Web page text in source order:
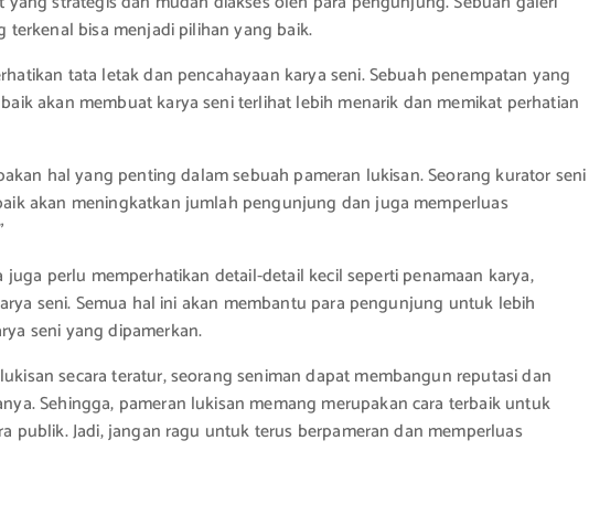
terkenal bisa menjadi pilihan yang baik.
tata letak dan pencahayaan karya seni. Sebuah penempatan yang
akan membuat karya seni terlihat lebih menarik dan memikat perhatian
hal yang penting dalam sebuah pameran lukisan. Seorang kurator seni
akan meningkatkan jumlah pengunjung dan juga memperluas
juga perlu memperhatikan detail-detail kecil seperti penamaan karya,
seni. Semua hal ini akan membantu para pengunjung untuk lebih
seni yang dipamerkan.
secara teratur, seorang seniman dapat membangun reputasi dan
Sehingga, pameran lukisan memang merupakan cara terbaik untuk
publik. Jadi, jangan ragu untuk terus berpameran dan memperluas